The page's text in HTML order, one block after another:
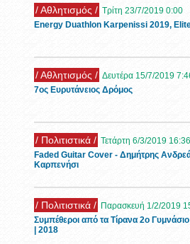
/ Αθλητισμός / Τρίτη 23/7/2019 0:00
Energy Duathlon Karpenissi 2019,
/ Αθλητισμός / Δευτέρα 15/7/2019 7:46
/ Πολιτιστικά /
Τετάρτη 6/3/2019 16:36
/ Πολιτιστικά / Παρασκευή 1/2/2019
Συμπέθεροι από τα Τίρανα 2ο
/ Χιονοδρομίες / Σάββατο 5/1/2019
Διαδρομή Καρπενήσι - Χιονοδρομικό